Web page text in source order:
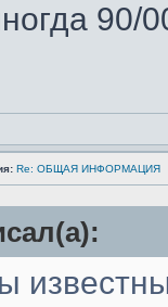
90/
Re: ОБЩАЯ ИНФОРМАЦИЯ